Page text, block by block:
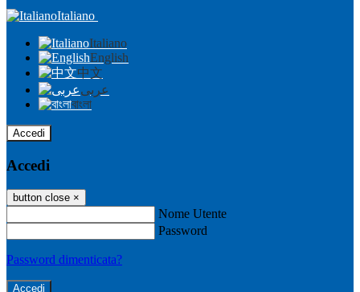
Italiano
Italiano
English
中文
عربى
বাংলা
Accedi
Accedi
button close ×
Nome Utente
Password
Password dimenticata?